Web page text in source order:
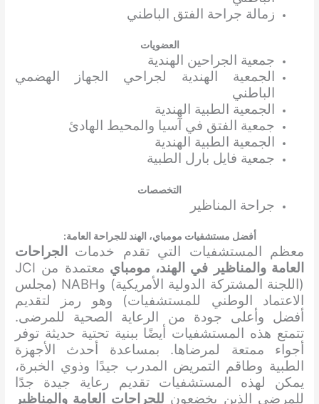
زمالة جراحة الفتق الباطني
العضويات
جمعية الجراحين الهندية
الجمعية الهندية لجراحي الجهاز الهضمي
الباطني
الجمعية الطبية الهندية
جمعية الفتق في آسيا والمحيط الهادئ
الجمعية الطبية الهندية
جمعية فايل بارل الطبية
التخصصات
جراحة المناظير
أفضل مستشفيات مومباي، الهند للجراحة العامة:
معظم المستشفيات التي تقدم خدمات الجراحات
العامة والمناظير في الهند، مومباي
معتمدة من JCI
(اللجنة المشتركة الدولية الأمريكية) وNABH (مجلس
الاعتماد الوطني للمستشفيات) وهو رمز لتقديم
أفضل وأعلى جودة من الرعاية الصحية للمرضى.
تتمتع هذه المستشفيات أيضًا ببنية تحتية حديثة توفر
أجواء ممتعة لمرضاها. بمساعدة أحدث الأجهزة
الطبية وطاقم التمريض المدرب جيدًا وذوي الخبرة،
يمكن لهذه المستشفيات تقديم رعاية جيدة جدًا
للمرضى الذين يخضعون للجراحات العامة والمناظير